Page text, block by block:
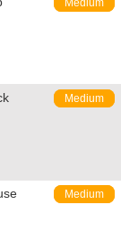
Medium
Medium
Medium